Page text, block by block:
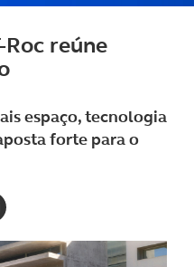
reúne
espaço, tecnologia
forte para o